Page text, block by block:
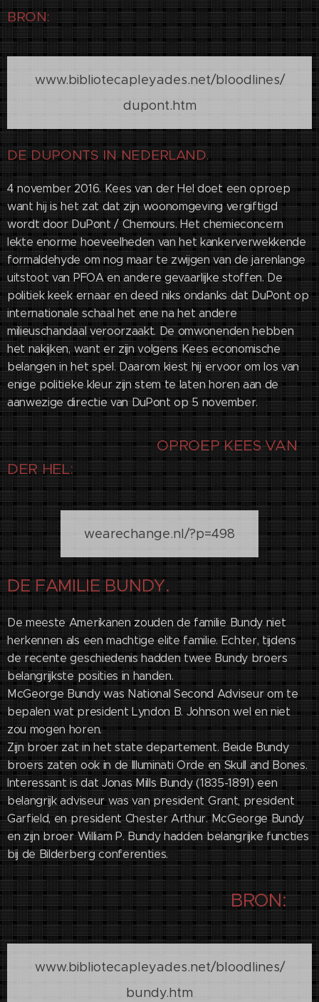
BRON:
www.bibliotecapleyades.net/bloodlines/
dupont.htm
DE DUPONTS IN NEDERLAND.
4 november 2016. Kees van der Hel doet een oproep
want hij is het zat dat zijn woonomgeving vergiftigd
wordt door DuPont / Chemours. Het chemieconcern
lekte enorme hoeveelheden van het kankerverwekkende
formaldehyde om nog maar te zwijgen van de jarenlange
uitstoot van PFOA en andere gevaarlijke stoffen. De
politiek keek ernaar en deed niks ondanks dat DuPont op
internationale schaal het ene na het andere
milieuschandaal veroorzaakt. De omwonenden hebben
het nakijken, want er zijn volgens Kees economische
belangen in het spel. Daarom kiest hij ervoor om los van
enige politieke kleur zijn stem te laten horen aan de
aanwezige directie van DuPont op 5 november.
OPROEP KEES VAN
DER HEL:
wearechange.nl/?p=498
DE FAMILIE BUNDY.
De meeste Amerikanen zouden de familie Bundy niet
herkennen als een machtige elite familie. Echter, tijdens
de recente geschiedenis hadden twee Bundy broers
belangrijkste posities in handen.
McGeorge Bundy was National Second Adviseur om te
bepalen wat president Lyndon B. Johnson wel en niet
zou mogen horen.
Zijn broer zat in het state departement. Beide Bundy
broers zaten ook in de Illuminati Orde en Skull and Bones.
Interessant is dat Jonas Mills Bundy (1835-1891) een
belangrijk adviseur was van president Grant, president
Garfield, en president Chester Arthur. McGeorge Bundy
en zijn broer William P. Bundy hadden belangrijke functies
bij de Bilderberg conferenties.
BRON:
www.bibliotecapleyades.net/bloodlines/
bundy.htm